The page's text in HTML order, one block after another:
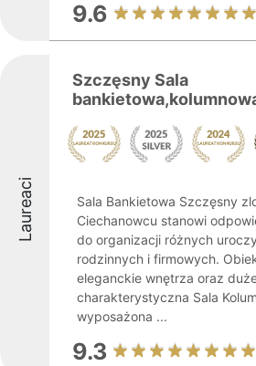
9.6
Laureaci
Szczęsny Sala
Sala Bankietowa Szczęsny
Ciechanowcu stanowi
do organizacji różnych
rodzinnych i firmowych.
eleganckie wnętrza oraz
charakterystyczna Sala
wyposażona ...
9.3